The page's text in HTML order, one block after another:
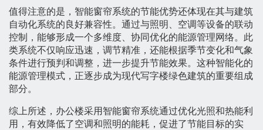
值得注意的是，智能窗帘系统的节能优势还体现在其与建筑
自动化系统的良好兼容性。通过与照明、空调等设备的联动
控制，能够形成一个多维度、协同优化的能源管理网络。此
类系统不仅响应迅速，调节精准，还能根据季节变化和气象
条件进行预判和调整，进一步提升节能效果。这种智能化的
能源管理模式，正逐步成为现代写字楼绿色建筑的重要组成
部分。
综上所述，办公楼采用智能窗帘系统通过优化光照和热能利
用，有效降低了空调和照明的能耗，促进了节能目标的实